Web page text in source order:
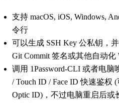
支持 macOS, iOS, Windows,
令行
可以生成 SSH Key 公私钥，
Git Commit 签名或其他自动化
调用 1Password-CLI 或者电
/ Touch ID / Face ID 快速鉴权
Optic ID)，不过电脑重启后